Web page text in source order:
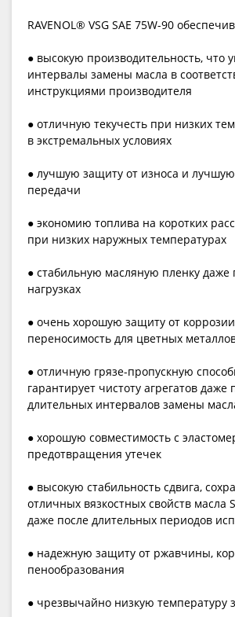
RAVENOL® VSG SAE 75W-90
● высокую производительность, что
интервалы замены масла в
инструкциями производителя
● отличную текучесть при низких
в экстремальных условиях
● лучшую защиту от износа и
передачи
● экономию топлива на коротких
при низких наружных температурах
● стабильную масляную пленку даже
нагрузках
● очень хорошую защиту от
переносимость для цветных
● отличную грязе-пропускную
гарантирует чистоту агрегатов даже
длительных интервалов замены
● хорошую совместимость с
предотвращения утечек
● высокую стабильность сдвига,
отличных вязкостных свойств масла
даже после длительных периодов
● надежную защиту от ржавчины,
пенообразования
● чрезвычайно низкую температуру